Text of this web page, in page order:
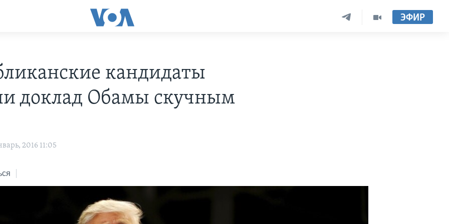
ЭФИР
кандидаты
доклад Обамы скучным
2016 11:05